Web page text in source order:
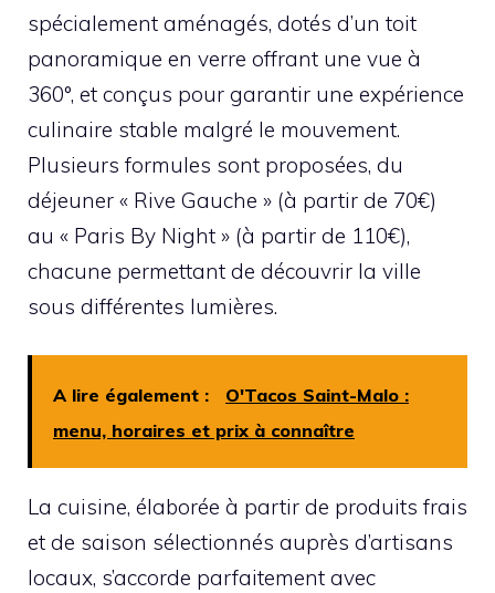
spécialement aménagés, dotés d’un toit
panoramique en verre offrant une vue à
360°, et conçus pour garantir une expérience
culinaire stable malgré le mouvement.
Plusieurs formules sont proposées, du
déjeuner « Rive Gauche » (à partir de 70€)
au « Paris By Night » (à partir de 110€),
chacune permettant de découvrir la ville
sous différentes lumières.
A lire également :
O'Tacos Saint-Malo :
menu, horaires et prix à connaître
La cuisine, élaborée à partir de produits frais
et de saison sélectionnés auprès d’artisans
locaux, s’accorde parfaitement avec